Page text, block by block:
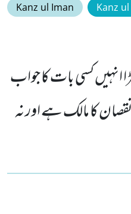
Kanz ul Iman Kanz
انہیں کسی بات کا جواب
نقصان کا مالک ہے اور نہ